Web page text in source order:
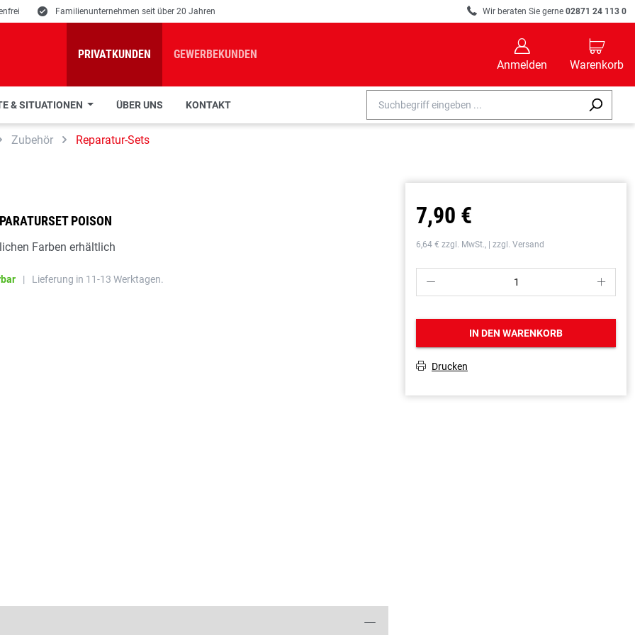
E Familienunternehmen seit über 20 Jahren R Wir beraten Sie gerne 02871 24 113 0
PRIVATKUNDEN GEWERBEKUNDEN
B
Anmelden
C
Warenkorb
& SITUATIONEN ÜBER UNS KONTAKT
Zubehör Reparatur-Sets
POISON
Farben erhältlich
| Lieferung in 11-13 Werktagen.
7,90 €
6,64 € zzgl. MwSt., | zzgl. Versand
P S
IN DEN WARENKORB
T Drucken